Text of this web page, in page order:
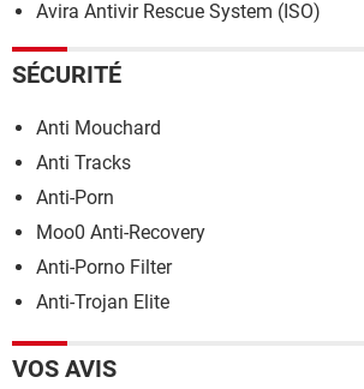
Avira Antivir Rescue System (ISO)
SÉCURITÉ
Anti Mouchard
Anti Tracks
Anti-Porn
Moo0 Anti-Recovery
Anti-Porno Filter
Anti-Trojan Elite
VOS AVIS